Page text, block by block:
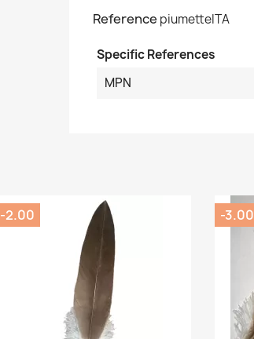
Reference piumetteITA
Specific References
MPN
-2.00 -3.00